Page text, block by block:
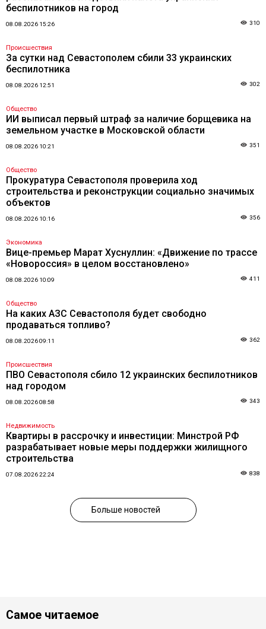
беспилотников на город
08.08.2026 15:26 310
Происшествия
За сутки над Севастополем сбили 33 украинских
беспилотника
08.08.2026 12:51 302
Общество
ИИ выписал первый штраф за наличие борщевика на
земельном участке в Московской области
08.08.2026 10:21 351
Общество
Прокуратура Севастополя проверила ход
строительства и реконструкции социально значимых
объектов
08.08.2026 10:16 356
Экономика
Вице-премьер Марат Хуснуллин: «Движение по трассе
«Новороссия» в целом восстановлено»
08.08.2026 10:09 411
Общество
На каких АЗС Севастополя будет свободно
продаваться топливо?
08.08.2026 09:11 362
Происшествия
ПВО Севастополя сбило 12 украинских беспилотников
над городом
08.08.2026 08:58 343
Недвижимость
Квартиры в рассрочку и инвестиции: Минстрой РФ
разрабатывает новые меры поддержки жилищного
строительства
07.08.2026 22:24 838
Больше новостей
Самое читаемое